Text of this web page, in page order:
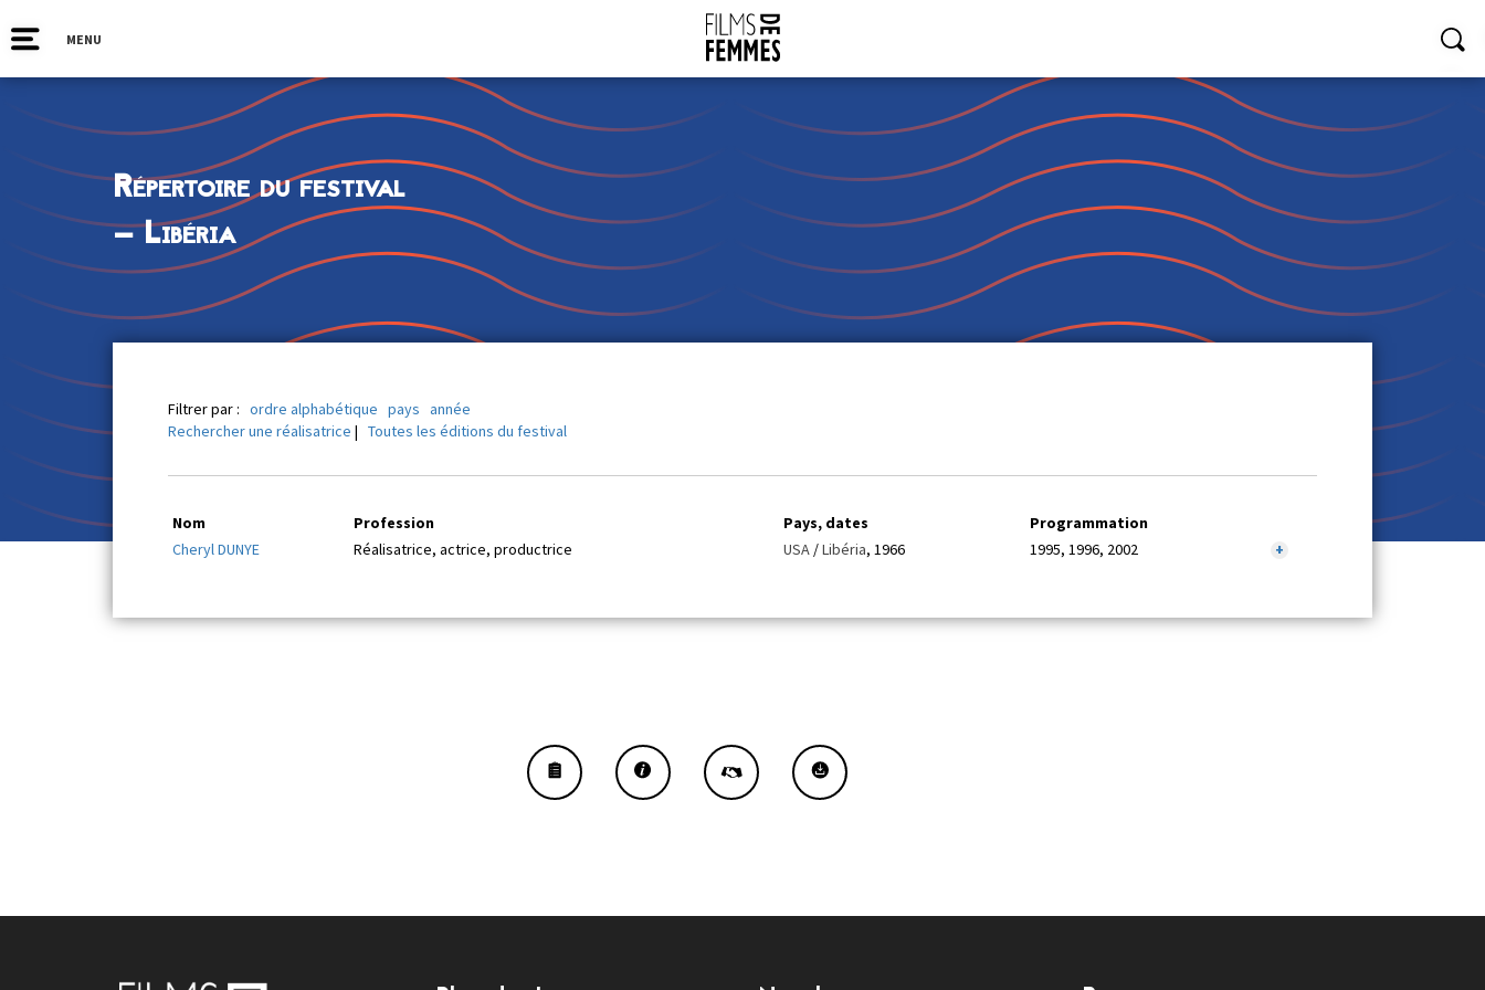
MENU
Répertoire du festival
— Libéria
Filtrer par : ordre alphabétique pays année
Rechercher une réalisatrice | Toutes les éditions du festival
Nom Profession Pays, dates
Programmation
Cheryl DUNYE
Réalisatrice, actrice, productrice USA /Libéria, 1966 1995, 1996, 2002 +